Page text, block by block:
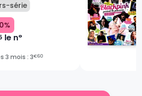
série
le n°
3 mois : 3€60